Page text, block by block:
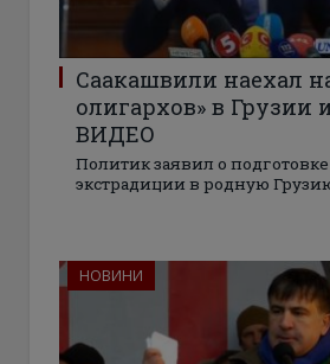
Саакашвили наехал
олигархов» в Грузии
ВИДЕО
Политик заявил о подготовке
экстрадиции в родную
НОВИНИ